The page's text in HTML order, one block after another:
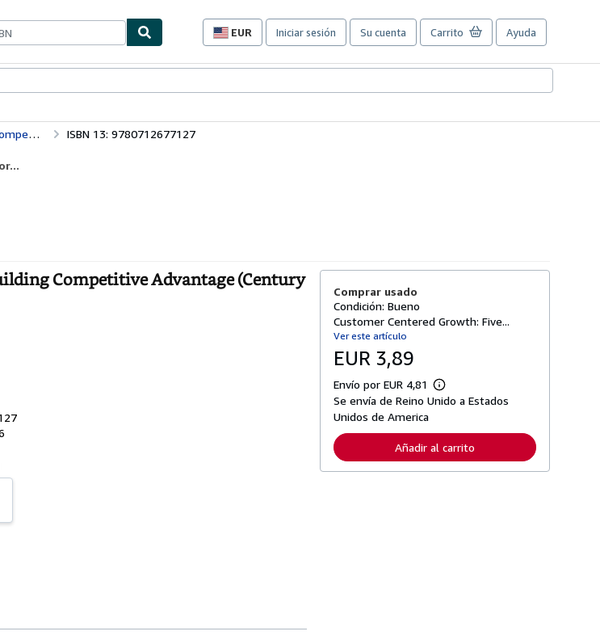
EUR
Preferencias
compra
sitio.
Iniciar sesión Su cuenta Carrito Ayuda
ISBN 13: 9780712677127
Competitive Advantage (Century
Comprar usado
Condición: Bueno
Customer Centered Growth: Five...
Ver este artículo
EUR 3,89
Envío por EUR 4,81
M
á
f
o
r
Se envía de Reino Unido a Estados
Unidos de America
Añadir al carrito